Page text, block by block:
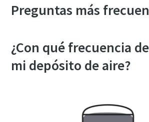
Preguntas más
¿Con qué frecuencia
mi depósito de aire?